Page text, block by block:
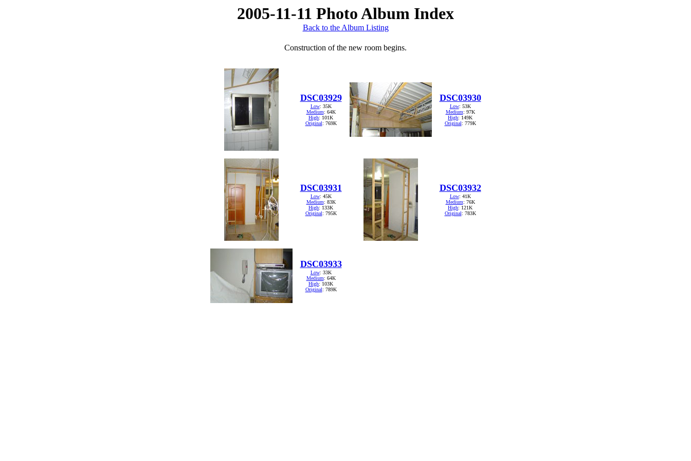
2005-11-11 Photo Album Index
Back to the Album Listing
Construction of the new room begins.
DSC03929
Low: 35K
Medium: 64K
High: 101K
Original: 769K
DSC03930
Low: 53K
Medium: 97K
High: 149K
Original: 779K
DSC03931
Low: 45K
Medium: 83K
High: 133K
Original: 795K
DSC03932
Low: 41K
Medium: 76K
High: 121K
Original: 783K
DSC03933
Low: 33K
Medium: 64K
High: 103K
Original: 789K